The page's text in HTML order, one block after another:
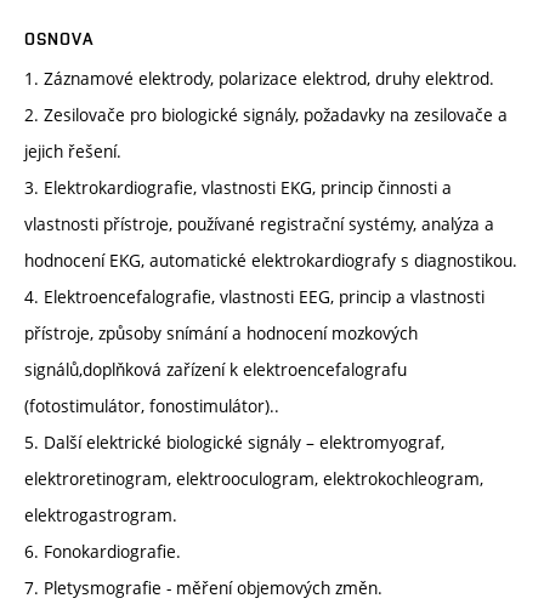
OSNOVA
1. Záznamové elektrody, polarizace elektrod, druhy elektrod.
2. Zesilovače pro biologické signály, požadavky na zesilovače a
jejich řešení.
3. Elektrokardiografie, vlastnosti EKG, princip činnosti a
vlastnosti přístroje, používané registrační systémy, analýza a
hodnocení EKG, automatické elektrokardiografy s diagnostikou.
4. Elektroencefalografie, vlastnosti EEG, princip a vlastnosti
přístroje, způsoby snímání a hodnocení mozkových
signálů,doplňková zařízení k elektroencefalografu
(fotostimulátor, fonostimulátor)..
5. Další elektrické biologické signály – elektromyograf,
elektroretinogram, elektrooculogram, elektrokochleogram,
elektrogastrogram.
6. Fonokardiografie.
7. Pletysmografie - měření objemových změn.